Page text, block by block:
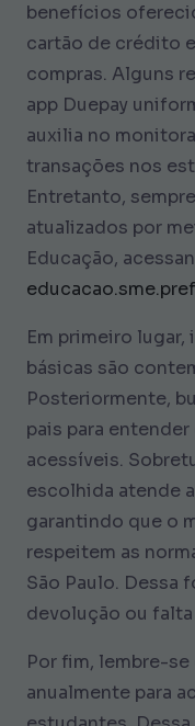
benefícios
cartão de crédito
compras. Alguns
app Duepay
auxilia no
transações nos
Entretanto,
atualizados por
Educação,
Em primeiro
básicas são
Posteriormente,
pais para
acessíveis.
escolhida atende
garantindo que o
respeitem as
São Paulo. Dessa
devolução ou
Por fim, lembre-
anualmente para